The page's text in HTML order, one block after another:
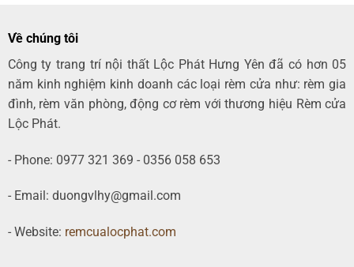
Về chúng tôi
Công ty trang trí nội thất Lộc Phát Hưng Yên đã có hơn 05
năm kinh nghiệm kinh doanh các loại rèm cửa như: rèm gia
đình, rèm văn phòng, động cơ rèm với thương hiệu Rèm cửa
Lộc Phát.
- Phone: 0977 321 369 - 0356 058 653
- Email: duongvlhy@gmail.com
- Website: remcualocphat.com